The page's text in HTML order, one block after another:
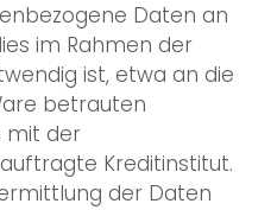
Daten an
im Rahmen der
ist, etwa an die
betrauten
mit der
Kreditinstitut.
der Daten